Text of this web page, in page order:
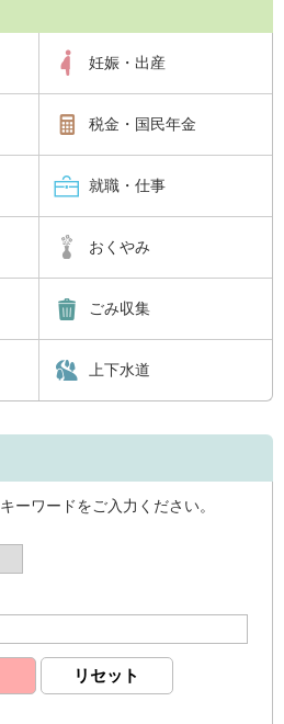
妊娠・出産
税金・国民年金
就職・仕事
おくやみ
ごみ収集
上下水道
ーワードをご入力ください。